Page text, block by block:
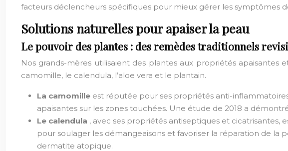
facteurs déclencheurs spécifiques pour mieux gérer les symptômes
Solutions naturelles pour apaiser la peau
Le pouvoir des plantes : des remèdes traditionnels
Nos grands-mères utilisaient des plantes aux propriétés
camomille, le calendula, l’aloe vera et le plantain.
La camomille est réputée pour ses propriétés anti-
apaisantes sur les zones touchées. Une étude de 2018 a
Le calendula , avec ses propriétés antiseptiques et cicatrisantes,
pour soulager les démangeaisons et favoriser la réparation de la
dermatite atopique.